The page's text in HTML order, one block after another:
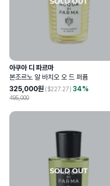
아쿠아 디 파르마
본조르노 알 바치오 오 드 퍼퓸
325,000원 ($227.27) 34%
495,000